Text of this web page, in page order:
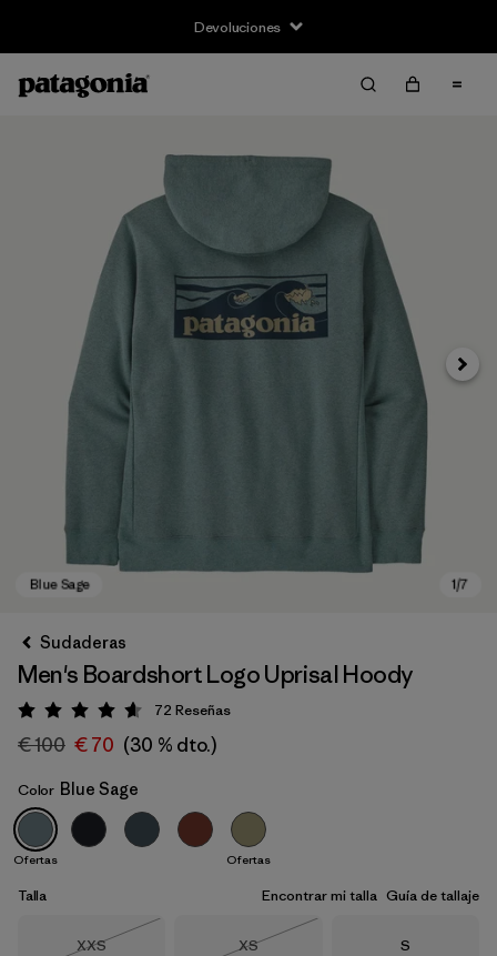
Devoluciones
Blue Sage
Sudaderas
Men's Boardshort Logo Uprisal Hoody
Puntuación: 4.7 / 5
72 Reseñas
€ 100 € 70 (30 % dto.)
Color Blue Sage
Ofertas Ofertas
Talla Encontrar mi talla Guía de tallaje
Talla
XXS
Talla
XS
Talla
S